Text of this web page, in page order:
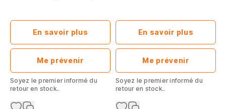
Rinçage pour Chien &
Chat - 473ml RTU
En savoir plus
Me prévenir
Soyez le premier informé du
retour en stock..
113 g
En savoir plus
Me prévenir
Soyez le premier informé du
retour en stock..